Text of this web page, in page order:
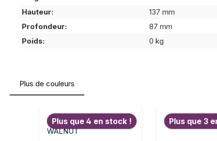
Hauteur:
137 mm
Profondeur:
87 mm
Poids:
0 kg
Plus de couleurs
Plus que 4 en stock ! Plus que 3